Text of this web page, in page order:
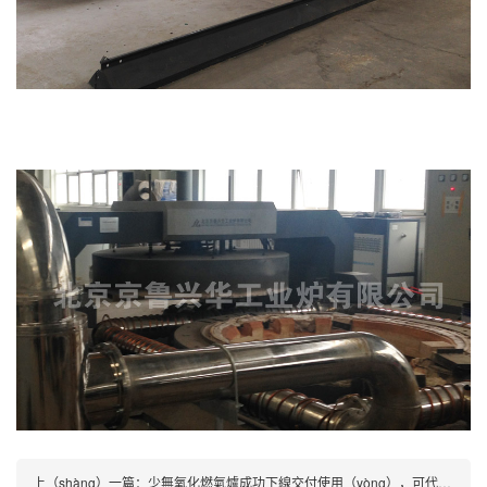
上（shàng）一篇： 少無氧化燃氣爐成功下線交付使用（yòng），可代替氣（qì）氛保（bǎo）護爐（lú）實現高精密（mì）加熱